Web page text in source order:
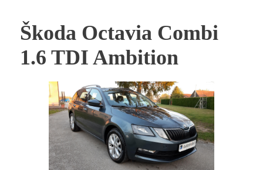
Škoda Octavia Combi
1.6 TDI Ambition